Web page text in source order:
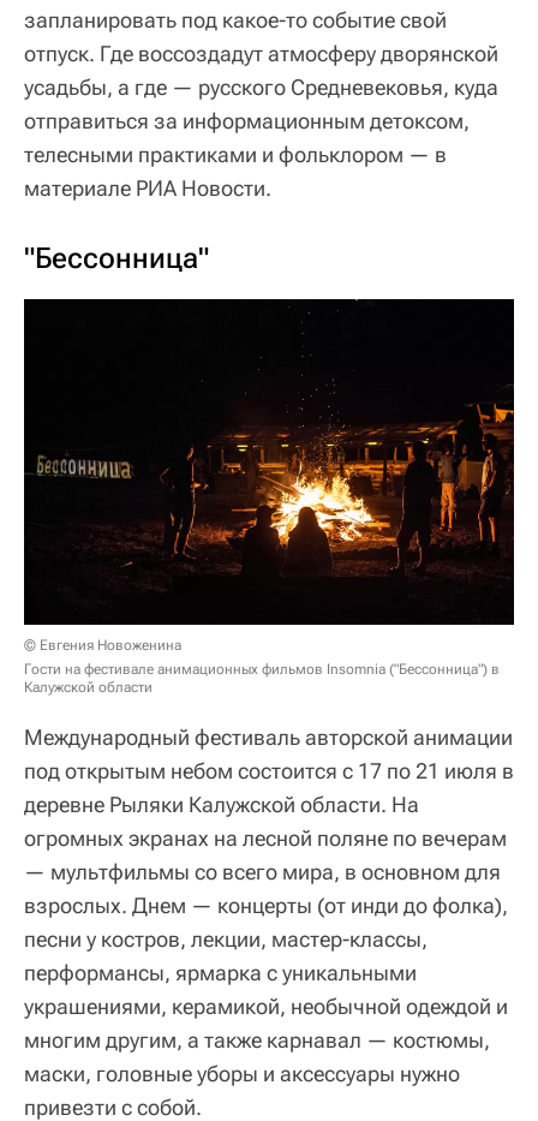
запланировать под какое-то событие свой
отпуск. Где воссоздадут атмосферу дворянской
усадьбы, а где — русского Средневековья, куда
отправиться за информационным детоксом,
телесными практиками и фольклором — в
материале РИА Новости.
"Бессонница"
© Евгения Новоженина
Гости на фестивале анимационных фильмов Insomnia ("Бессонница") в
Калужской области
Международный фестиваль авторской анимации
под открытым небом состоится с 17 по 21 июля в
деревне Рыляки Калужской области. На
огромных экранах на лесной поляне по вечерам
— мультфильмы со всего мира, в основном для
взрослых. Днем — концерты (от инди до фолка),
песни у костров, лекции, мастер-классы,
перформансы, ярмарка с уникальными
украшениями, керамикой, необычной одеждой и
многим другим, а также карнавал — костюмы,
маски, головные уборы и аксессуары нужно
привезти с собой.